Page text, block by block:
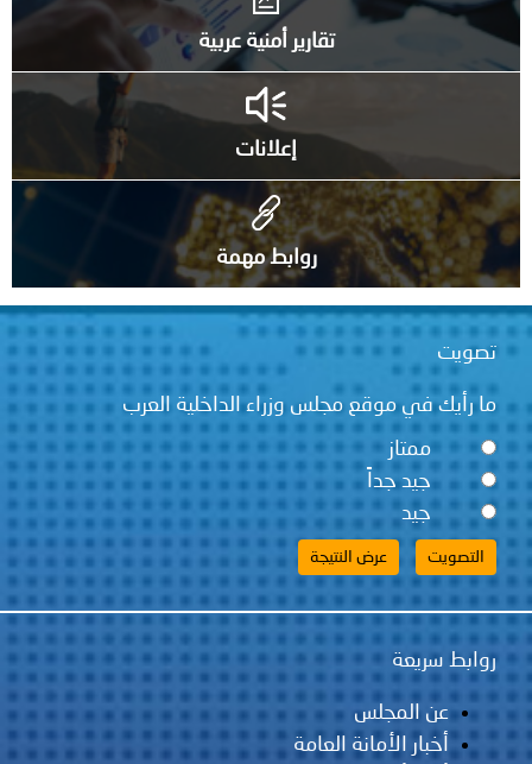
تقارير أمنية عربية
إعلانات
روابط مهمة
في موقع مجلس وزراء الداخلية العرب
ممتاز
جيد جداً
جيد
سريعة
عن المجلس
أخبار الأمانة العامة